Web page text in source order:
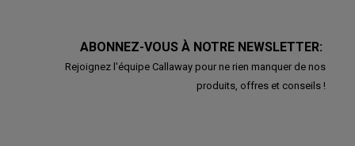
ABONNEZ-VOUS À NOTRE NEWSLETTER:
Rejoignez l'équipe Callaway pour ne rien manquer de nos
produits, offres et conseils !